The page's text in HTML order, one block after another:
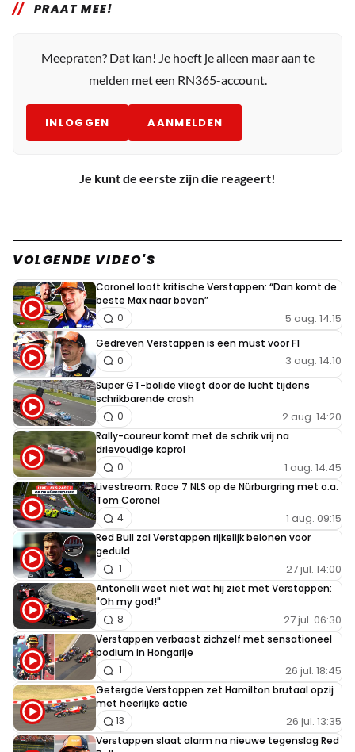
PRAAT MEE!
Meepraten? Dat kan! Je hoeft je alleen maar aan te
melden met een RN365-account.
INLOGGEN AANMELDEN
Je kunt de eerste zijn die reageert!
VOLGENDE VIDEO'S
Coronel looft kritische Verstappen: “Dan komt de
beste Max naar boven”
5 aug. 14:15
0
Gedreven Verstappen is een must voor F1
3 aug. 14:10
0
Super GT-bolide vliegt door de lucht tijdens
schrikbarende crash
2 aug. 14:20
0
Rally-coureur komt met de schrik vrij na
drievoudige koprol
1 aug. 14:45
0
Livestream: Race 7 NLS op de Nürburgring met o.a.
Tom Coronel
1 aug. 09:15
4
Red Bull zal Verstappen rijkelijk belonen voor
geduld
27 jul. 14:00
1
Antonelli weet niet wat hij ziet met Verstappen:
"Oh my god!"
27 jul. 06:30
8
Verstappen verbaast zichzelf met sensationeel
podium in Hongarije
26 jul. 18:45
1
Getergde Verstappen zet Hamilton brutaal opzij
met heerlijke actie
26 jul. 13:35
13
Verstappen slaat alarm na nieuwe tegenslag Red